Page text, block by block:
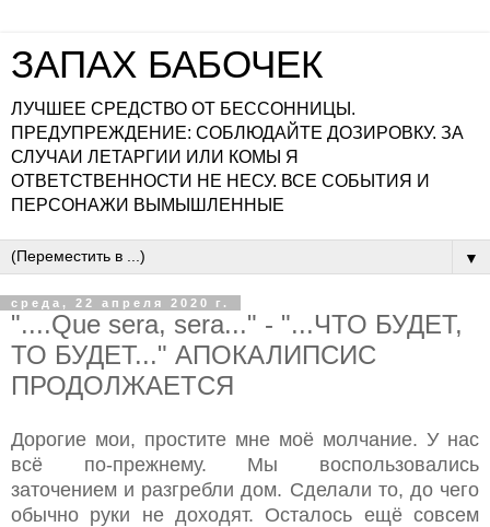
ЗАПАХ БАБОЧЕК
ЛУЧШЕЕ СРЕДСТВО ОТ БЕССОННИЦЫ.
ПРЕДУПРЕЖДЕНИЕ: СОБЛЮДАЙТЕ ДОЗИРОВКУ. ЗА
СЛУЧАИ ЛЕТАРГИИ ИЛИ КОМЫ Я
ОТВЕТСТВЕННОСТИ НЕ НЕСУ. ВСЕ СОБЫТИЯ И
ПЕРСОНАЖИ ВЫМЫШЛЕННЫЕ
▼
среда, 22 апреля 2020 г.
"....Que sera, sera..." - "...ЧТО БУДЕТ,
ТО БУДЕТ..." АПОКАЛИПСИС
ПРОДОЛЖАЕТСЯ
Дорогие мои, простите мне моё молчание. У нас
всё по-прежнему. Мы воспользовались
заточением и разгребли дом. Сделали то, до чего
обычно руки не доходят. Осталось ещё совсем